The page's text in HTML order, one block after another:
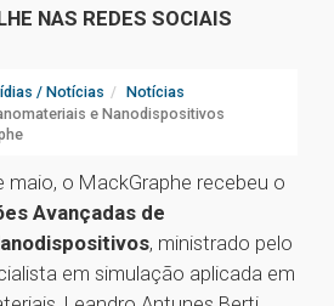
NAS REDES SOCIAIS
/ Notícias
Notícias
e Nanodispositivos
maio, o MackGraphe recebeu o
Avançadas de
, ministrado pelo
em simulação aplicada em